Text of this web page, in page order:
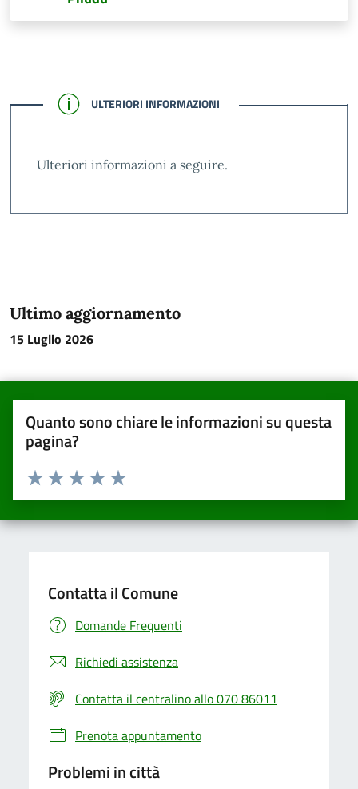
CONFERMATO
ULTERIORI INFORMAZIONI
Ulteriori informazioni a seguire.
Ultimo aggiornamento
15 Luglio 2026
Quanto sono chiare le informazioni su questa
pagina?
Valuta da 1 a 5 stelle la pagina
Valuta 5 stelle su 5
Valuta 4 stelle su 5
Valuta 3 stelle su 5
Valuta 2 stelle su 5
Valuta una stella su 5
Contatta il Comune
Domande Frequenti
Richiedi assistenza
Contatta il centralino allo 070 86011
Prenota appuntamento
Problemi in città